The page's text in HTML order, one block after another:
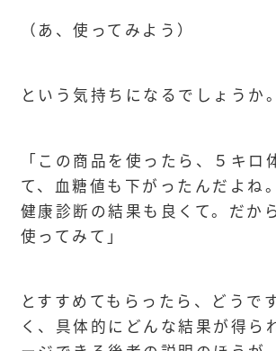
（あ、使ってみよう）
という気持ちになるでしょうか。
「この商品を使ったら、５キロ
て、血糖値も下がったんだよね
健康診断の結果も良くて。だか
使ってみて」
とすすめてもらったら、どうで
く、具体的にどんな結果が得ら